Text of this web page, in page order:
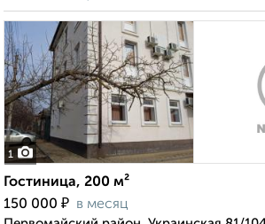
1
Гостиница, 200 м²
150 000 ₽ в месяц